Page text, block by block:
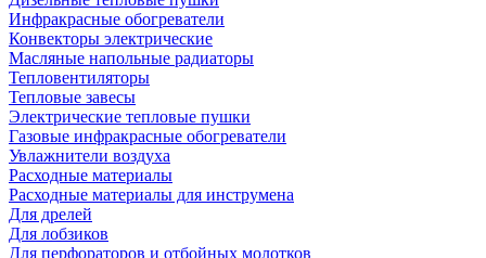
Инфракрасные обогреватели
Конвекторы электрические
Масляные напольные радиаторы
Тепловентиляторы
Тепловые завесы
Электрические тепловые пушки
Газовые инфракрасные обогреватели
Увлажнители воздуха
Расходные материалы
Расходные материалы для инструмена
Для дрелей
Для лобзиков
Для перфораторов и отбойных молотков